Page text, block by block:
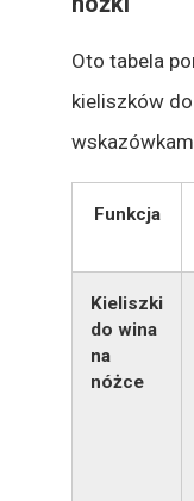
Oto tabela
kieliszków
Funkcja
Kieliszki
do wina
na
nóżce